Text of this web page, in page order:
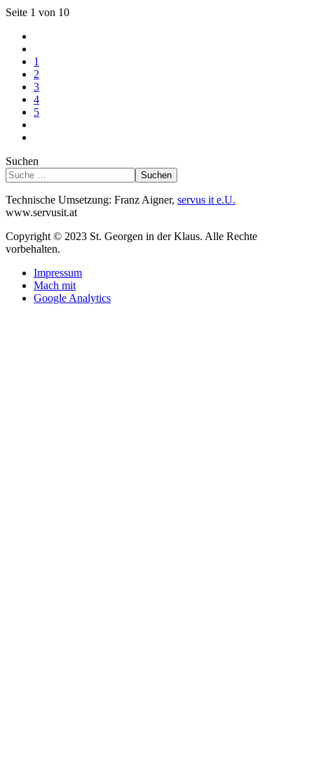
Seite 1 von 10
1
2
3
4
5
Suchen
Suchen
Technische Umsetzung: Franz Aigner, servus it e.U.
www.servusit.at
Copyright © 2023 St. Georgen in der Klaus. Alle Rechte
vorbehalten.
Impressum
Mach mit
Google Analytics